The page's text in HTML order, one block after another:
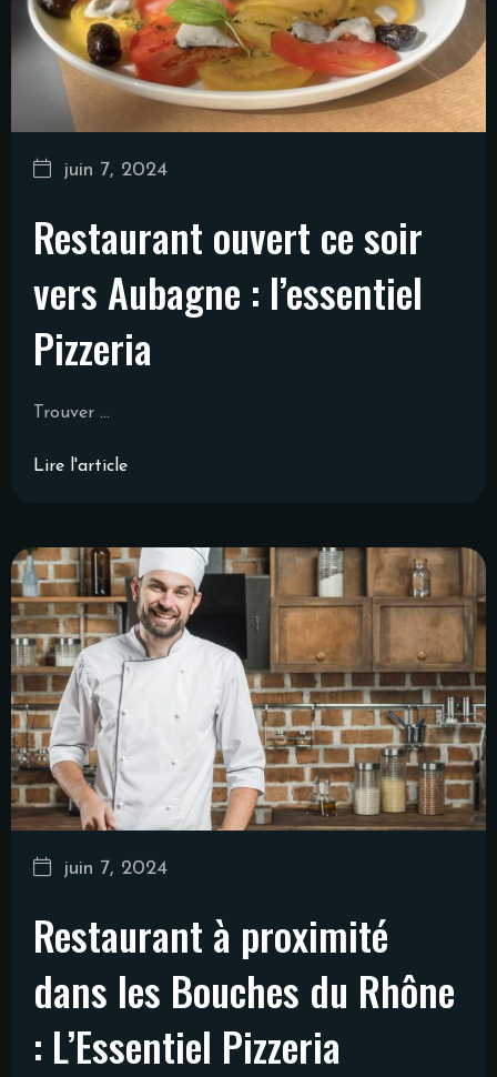
juin 7, 2024
Restaurant ouvert ce soir
vers Aubagne : l’essentiel
Pizzeria
Trouver ...
Lire l'article
juin 7, 2024
Restaurant à proximité
dans les Bouches du Rhône
: L’Essentiel Pizzeria